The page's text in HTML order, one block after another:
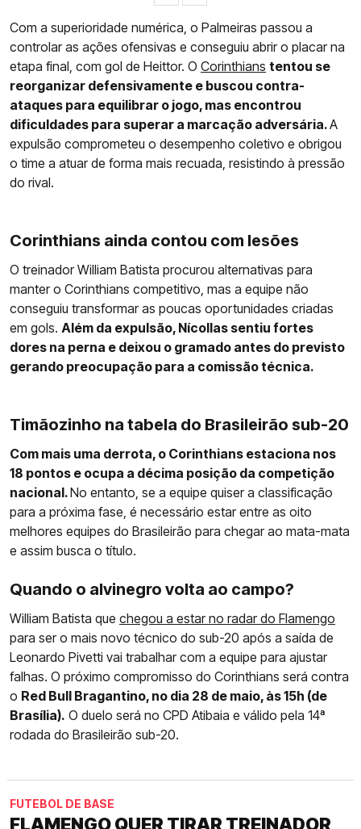
Com a superioridade numérica, o Palmeiras passou a
controlar as ações ofensivas e conseguiu abrir o placar na
etapa final, com gol de Heittor. O Corinthians tentou se
reorganizar defensivamente e buscou contra-
ataques para equilibrar o jogo, mas encontrou
dificuldades para superar a marcação adversária.A
expulsão comprometeu o desempenho coletivo e obrigou
o time a atuar de forma mais recuada, resistindo à pressão
do rival.
Corinthians ainda contou com lesões
O treinador William Batista procurou alternativas para
manter o Corinthians competitivo, mas a equipe não
conseguiu transformar as poucas oportunidades criadas
em gols. Além da expulsão, Nícollas sentiu fortes
dores na perna e deixou o gramado antes do previsto
gerando preocupação para a comissão técnica.
Timãozinho na tabela do Brasileirão sub-20
Com mais uma derrota, o Corinthians estaciona nos
18 pontos e ocupa a décima posição da competição
nacional.No entanto, se a equipe quiser a classificação
para a próxima fase, é necessário estar entre as oito
melhores equipes do Brasileirão para chegar ao mata-mata
e assim busca o título.
Quando o alvinegro volta ao campo?
William Batista que chegou a estar no radar do Flamengo
para ser o mais novo técnico do sub-20 após a saída de
Leonardo Pivetti vai trabalhar com a equipe para ajustar
falhas. O próximo compromisso do Corinthians será contra
o Red Bull Bragantino, no dia 28 de maio, às 15h (de
Brasília). O duelo será no CPD Atibaia e válido pela 14ª
rodada do Brasileirão sub-20.
FUTEBOL DE BASE
FLAMENGO QUER TIRAR TREINADOR